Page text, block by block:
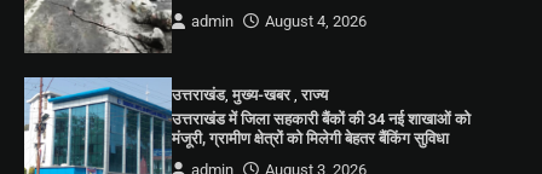
admin
August 4, 2026
उत्तराखंड,मुख्य-खबर,राज्य
उत्तराखंड में जिला सहकारी बैंकों की 34 नई शाखाओं को
मंजूरी, ग्रामीण क्षेत्रों को मिलेगी बेहतर बैंकिंग सुविधा
admin
August 3, 2026